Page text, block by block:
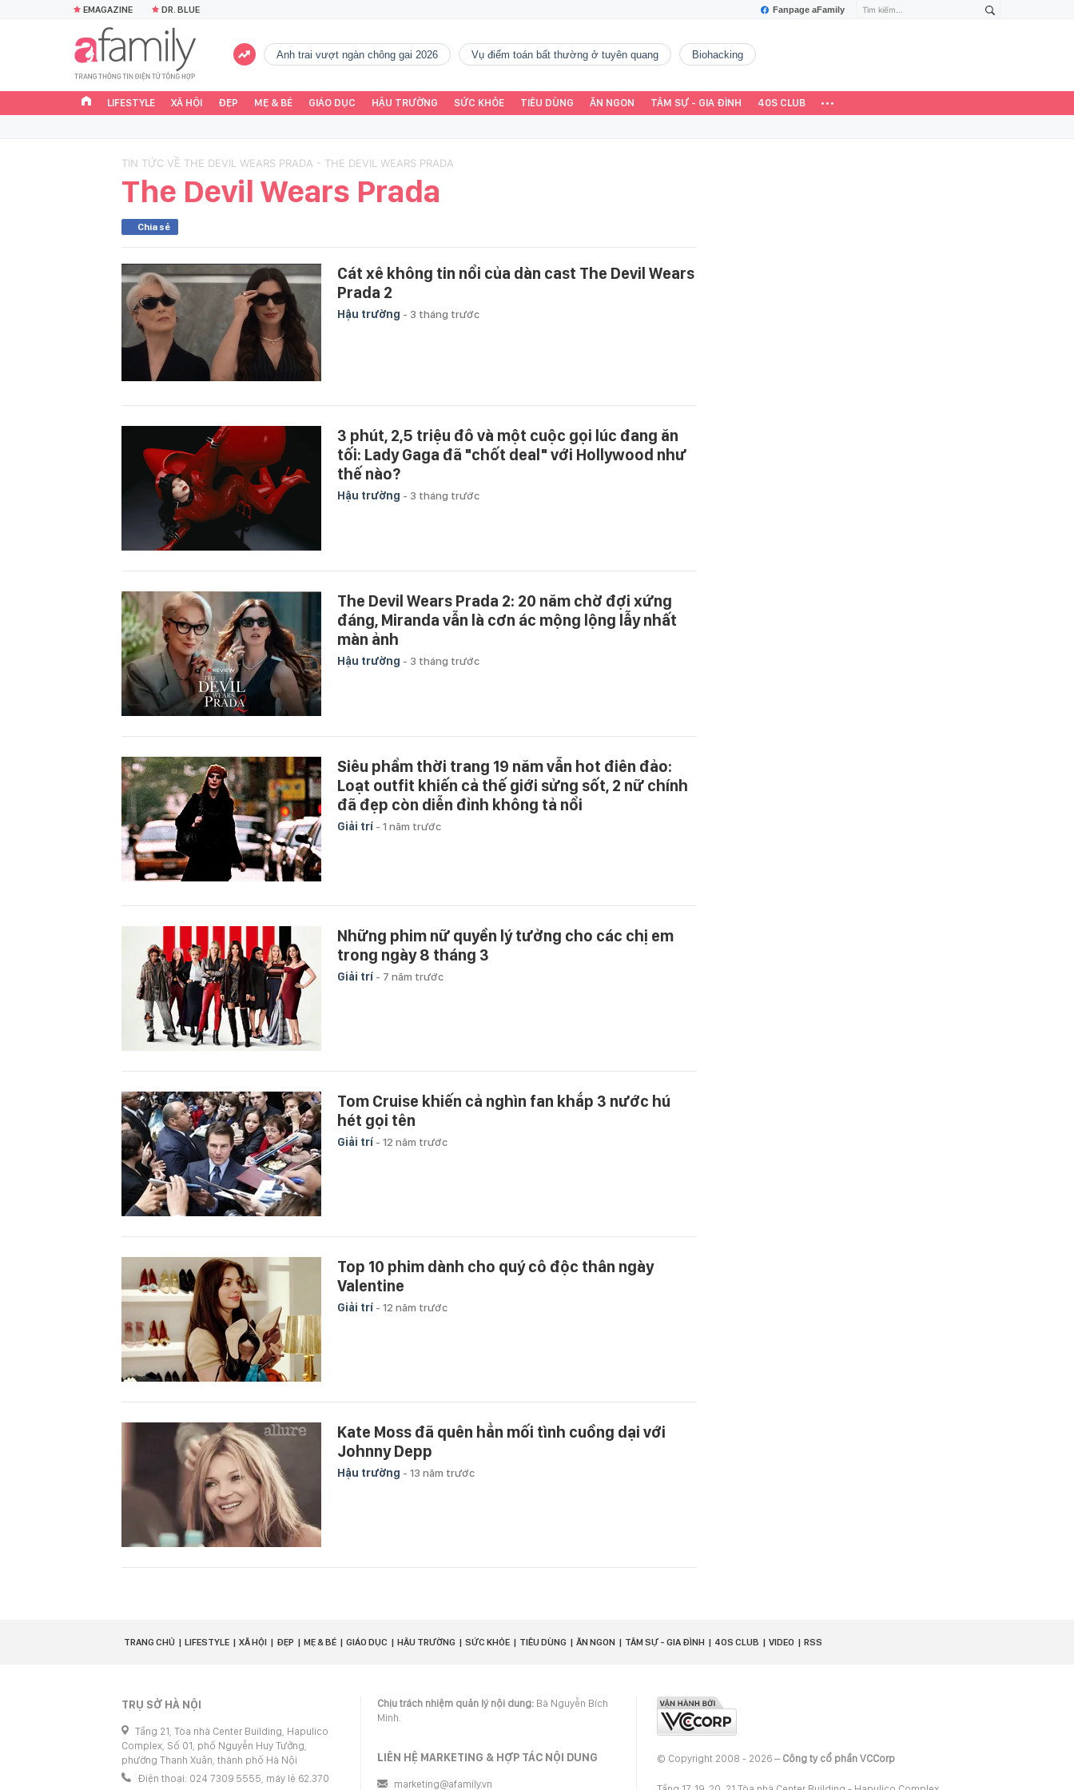
Fanpage aFamily
EMAGAZINE DR. BLUE
Anh trai vượt ngàn chông gai 2026 vụ điểm toán bất thường ở tuyên quang Biohacking
LIFESTYLE XÃ HỘI ĐẸP MẸ & BÉ GIÁO DỤC HẬU TRƯỜNG SỨC KHỎE TIÊU DÙNG ĂN NGON TÂM SỰ - GIA ĐÌNH 40S CLUB
TIN TỨC VỀ THE DEVIL WEARS PRADA - THE DEVIL WEARS PRADA
The Devil Wears Prada
Chia sẻ
Cát xê không tin nổi của dàn cast The Devil Wears
Prada 2
Hậu trường - 3 tháng trước
3 phút, 2,5 triệu đô và một cuộc gọi lúc đang ăn
tối: Lady Gaga đã "chốt deal" với Hollywood như
thế nào?
Hậu trường - 3 tháng trước
The Devil Wears Prada 2: 20 năm chờ đợi xứng
đáng, Miranda vẫn là cơn ác mộng lộng lẫy nhất
màn ảnh
Hậu trường - 3 tháng trước
Siêu phẩm thời trang 19 năm vẫn hot điên đảo:
Loạt outfit khiến cả thế giới sửng sốt, 2 nữ chính
đã đẹp còn diễn đỉnh không tả nổi
Giải trí - 1 năm trước
Những phim nữ quyền lý tưởng cho các chị em
trong ngày 8 tháng 3
Giải trí - 7 năm trước
Tom Cruise khiến cả nghìn fan khắp 3 nước hú
hét gọi tên
Giải trí - 12 năm trước
Top 10 phim dành cho quý cô độc thân ngày
Valentine
Giải trí - 12 năm trước
Kate Moss đã quên hẳn mối tình cuồng dại với
Johnny Depp
Hậu trường - 13 năm trước
TRANG CHỦ LIFESTYLE XÃ HỘI ĐẸP MẸ & BÉ GIÁO DỤC HẬU TRƯỜNG SỨC KHỎE TIÊU DÙNG ĂN NGON TÂM SỰ - GIA ĐÌNH 40S CLUB VIDEO RSS
TRỤ SỞ HÀ NỘI
Tầng 21, Tòa nhà Center Building, Hapulico
Complex, Số 01, phố Nguyễn Huy Tưởng,
phường Thanh Xuân, thành phố Hà Nội
Điện thoại: 024 7309 5555, máy lẻ 62.370
Chịu trách nhiệm quản lý nội dung: Bà Nguyễn Bích
Minh.
LIÊN HỆ MARKETING & HỢP TÁC NỘI DUNG
marketing@afamily.vn
© Copyright 2008 - 2026 – Công ty cổ phần VCCorp